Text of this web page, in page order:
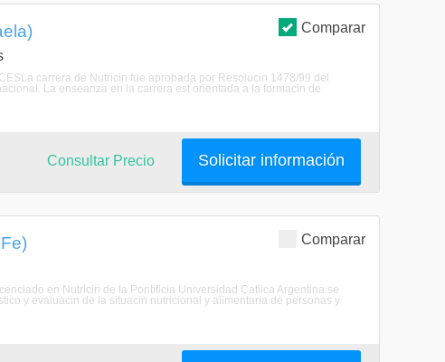
Comparar
carrera de Nutricin fue aprobada por Resolucin 1478/99 del
La enseanza en la carrera est orientada a la formacin de
Solicitar información
Consultar Precio
Comparar
en Nutricin de la Pontificia Universidad Catlica Argentina se
y evaluacin de la situacin nutricional y alimentaria de personas y